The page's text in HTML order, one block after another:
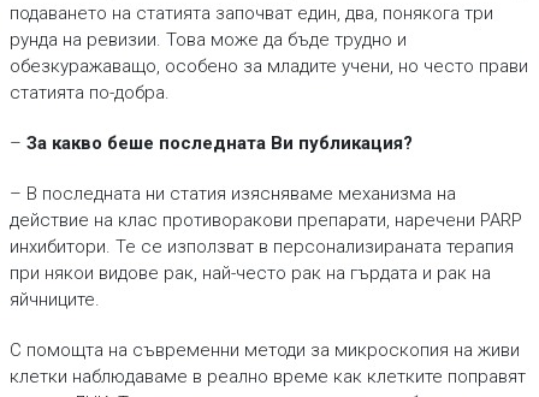
подаването на статията започват един, два, понякога три
рунда на ревизии. Това може да бъде трудно и
обезкуражаващо, особено за младите учени, но често прави
статията по-добра.
– За какво беше последната Ви публикация?
– В последната ни статия изясняваме механизма на
действие на клас противоракови препарати, наречени PARP
инхибитори. Те се използват в персонализираната терапия
при някои видове рак, най-често рак на гърдата и рак на
яйчниците.
С помощта на съвременни методи за микроскопия на живи
клетки наблюдаваме в реално време как клетките поправят